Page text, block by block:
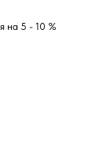
на 5 - 10 %